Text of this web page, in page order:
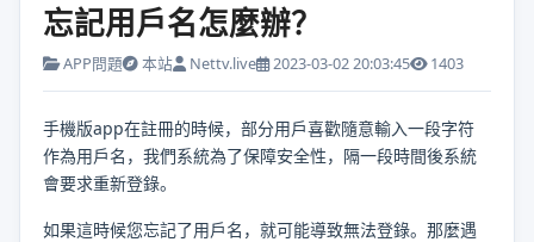
忘記用戶名怎麼辦？
APP問題 本站 Nettv.live 2023-03-02 20:03:45 1403
手機版app在註冊的時候，部分用戶喜歡隨意輸入一段字符
作為用戶名，我們系統為了保障安全性，隔一段時間後系統
會要求重新登錄。
如果這時候您忘記了用戶名，就可能導致無法登錄。那麼遇